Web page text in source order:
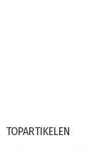
TOPARTIKELEN